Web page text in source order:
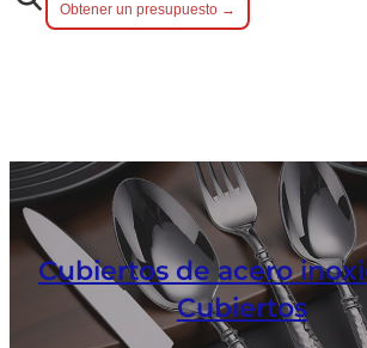
Obtener un presupuesto →
Cubiertos de acero
Cubiertos